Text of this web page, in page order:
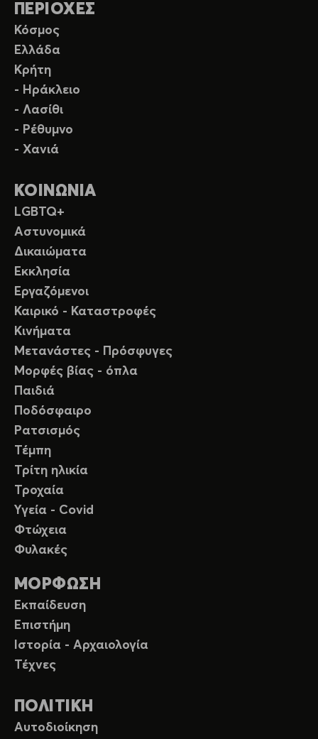
ΠΕΡΙΟΧΕΣ
Κόσμος
Ελλάδα
Κρήτη
- Ηράκλειο
- Λασίθι
- Ρέθυμνο
- Χανιά
ΚΟΙΝΩΝΙΑ
LGBTQ+
Αστυνομικά
Δικαιώματα
Εκκλησία
Εργαζόμενοι
Καιρικό - Καταστροφές
Κινήματα
Μετανάστες - Πρόσφυγες
Μορφές βίας - όπλα
Παιδιά
Ποδόσφαιρο
Ρατσισμός
Τέμπη
Τρίτη ηλικία
Τροχαία
Υγεία - Covid
Φτώχεια
Φυλακές
ΜΟΡΦΩΣΗ
Εκπαίδευση
Επιστήμη
Ιστορία - Αρχαιολογία
Τέχνες
ΠΟΛΙΤΙΚΗ
Αυτοδιοίκηση